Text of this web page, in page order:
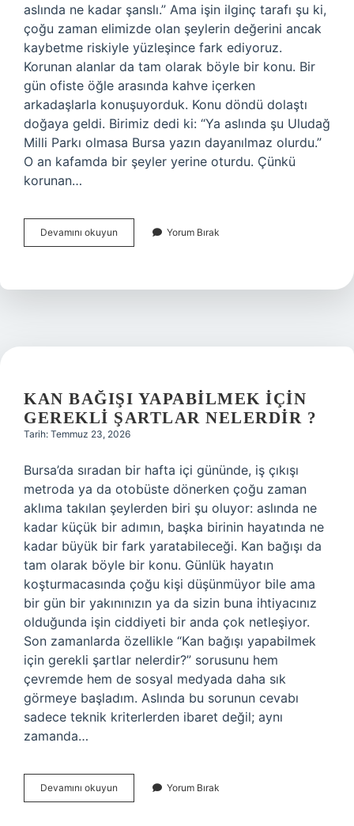
aslında ne kadar şanslı.” Ama işin ilginç tarafı şu ki,
çoğu zaman elimizde olan şeylerin değerini ancak
kaybetme riskiyle yüzleşince fark ediyoruz.
Korunan alanlar da tam olarak böyle bir konu. Bir
gün ofiste öğle arasında kahve içerken
arkadaşlarla konuşuyorduk. Konu döndü dolaştı
doğaya geldi. Birimiz dedi ki: “Ya aslında şu Uludağ
Milli Parkı olmasa Bursa yazın dayanılmaz olurdu.”
O an kafamda bir şeyler yerine oturdu. Çünkü
korunan…
Devamını okuyun Korunan
alanlar
?
Yorum Bırak
KAN BAĞIŞI YAPABILMEK IÇIN
GEREKLI ŞARTLAR NELERDIR ?
Tarih: Temmuz 23, 2026
Bursa’da sıradan bir hafta içi gününde, iş çıkışı
metroda ya da otobüste dönerken çoğu zaman
aklıma takılan şeylerden biri şu oluyor: aslında ne
kadar küçük bir adımın, başka birinin hayatında ne
kadar büyük bir fark yaratabileceği. Kan bağışı da
tam olarak böyle bir konu. Günlük hayatın
koşturmacasında çoğu kişi düşünmüyor bile ama
bir gün bir yakınınızın ya da sizin buna ihtiyacınız
olduğunda işin ciddiyeti bir anda çok netleşiyor.
Son zamanlarda özellikle “Kan bağışı yapabilmek
için gerekli şartlar nelerdir?” sorusunu hem
çevremde hem de sosyal medyada daha sık
görmeye başladım. Aslında bu sorunun cevabı
sadece teknik kriterlerden ibaret değil; aynı
zamanda…
Devamını okuyun
bağışı
Yorum Bırak